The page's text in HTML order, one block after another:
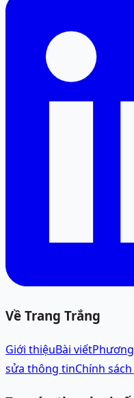
Về Trang Trắng
Giới thiệuBài viết
sửa thông tinChính